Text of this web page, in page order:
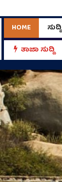
HOME ಸುದ್ದಿ
ತಾಜಾ ಸುದ್ದಿ